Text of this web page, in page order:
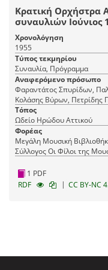
Κρατική Ορχήστρα
συναυλιών Ιούνιος
Χρονολόγηση
1955
Τύπος τεκμηρίου
Συναυλία, Πρόγραμμα
Αναφερόμενο πρόσωπο
Φαραντάτος Σπυρίδων,
Κολάσης Βύρων, Πετρίδης
Γιάννης, Θεοδωράκης
Φιλοκτήτης, Καλομοίρης
Βολωνίνης Φρειδερίκος
Τόπος
Ωδείο Ηρώδου Αττικού
Φορέας
Μεγάλη Μουσική
Σύλλογος Οι Φίλοι της
1 PDF
RDF
| CC BY-NC